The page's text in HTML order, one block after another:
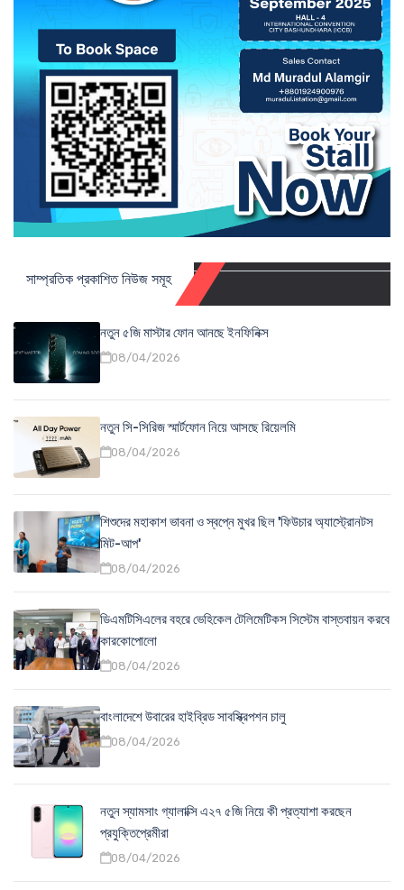
সাম্প্রতিক প্রকাশিত নিউজ সমূহ
নতুন ৫জি মাস্টার ফোন আনছে ইনফিনিক্স
08/04/2026
নতুন সি-সিরিজ স্মার্টফোন নিয়ে আসছে রিয়েলমি
08/04/2026
শিশুদের মহাকাশ ভাবনা ও স্বপ্নে মুখর ছিল 'ফিউচার অ্যাস্ট্রোনটস
মিট-আপ'
08/04/2026
ডিএমটিসিএলের বহরে ভেহিকেল টেলিমেটিকস সিস্টেম বাস্তবায়ন করবে
কারকোপোলো
08/04/2026
বাংলাদেশে উবারের হাইব্রিড সাবস্ক্রিপশন চালু
08/04/2026
নতুন স্যামসাং গ্যালাক্সি এ২৭ ৫জি নিয়ে কী প্রত্যাশা করছেন
প্রযুক্তিপ্রেমীরা
08/04/2026